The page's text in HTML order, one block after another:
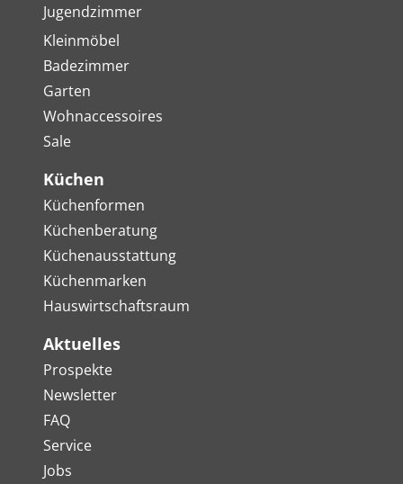
Jugendzimmer
Kleinmöbel
Badezimmer
Garten
Wohnaccessoires
Sale
Küchen
Küchenformen
Küchenberatung
Küchenausstattung
Küchenmarken
Hauswirtschaftsraum
Aktuelles
Prospekte
Newsletter
FAQ
Service
Jobs